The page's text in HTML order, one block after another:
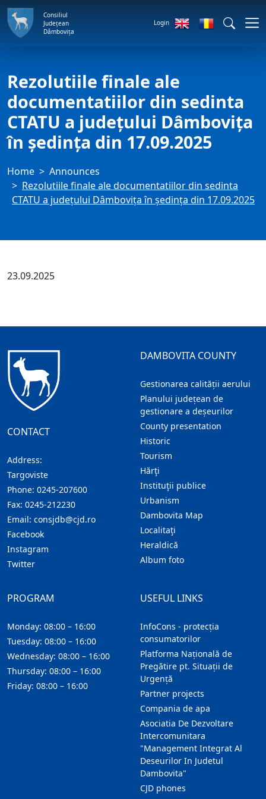
Consiliul
Județean
Dâmbovița
Login
Rezolutiile finale ale
documentatiilor din sedinta
CTATU a județului Dâmbovița
în ședința din 17.09.2025
Home
Announces
Rezolutiile finale ale documentatiilor din sedinta
CTATU a județului Dâmbovița în ședința din 17.09.2025
23.09.2025
CONTACT
Address:
Targoviste
Phone: 0245-207600
Fax: 0245-212230
Email: consjdb@cjd.ro
Facebook
Instagram
Twitter
DAMBOVITA COUNTY
Gestionarea calității aerului
Planului județean de
gestionare a deșeurilor
County presentation
Historic
Tourism
Hărţi
Instituţii publice
Urbanism
Dambovita Map
Localitaţi
Heraldică
Album foto
USEFUL LINKS
InfoCons - protecția
consumatorilor
Platforma Națională de
Pregătire pt. Situații de
Urgență
Partner projects
Compania de apa
Asociatia De Dezvoltare
Intercomunitara
"Management Integrat Al
Deseurilor In Judetul
Dambovita"
CJD phones
PROGRAM
Monday: 08:00 – 16:00
Tuesday: 08:00 – 16:00
Wednesday: 08:00 – 16:00
Thursday: 08:00 – 16:00
Friday: 08:00 – 16:00